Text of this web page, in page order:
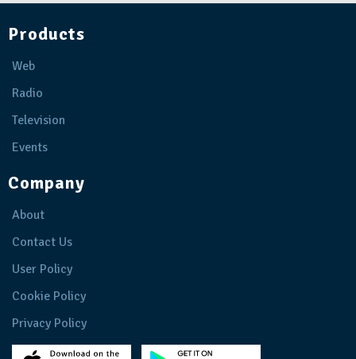
Products
Web
Radio
Television
Events
Company
About
Contact Us
User Policy
Cookie Policy
Privacy Policy